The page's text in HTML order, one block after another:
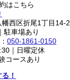
はこちら
西区折尾1丁目14-2
駐車場あり
050-1861-0150
｜日曜定休
コースあり
！